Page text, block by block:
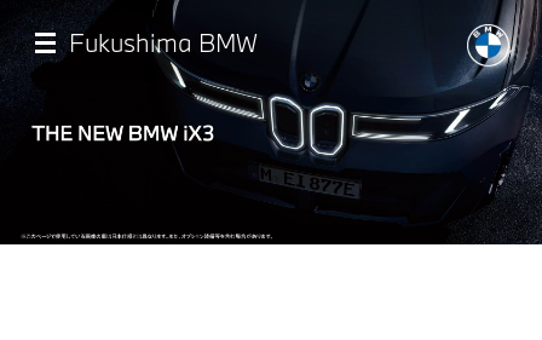
ン
コ
ン
動
Fukushima BMW